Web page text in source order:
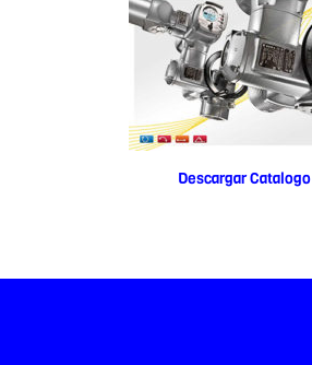
Descargar Catalogo